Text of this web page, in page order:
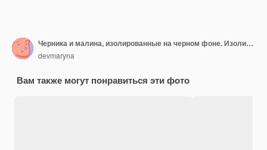
Черника и малина, изолированные на черном фоне. Изолированная смесь сырых ягод.
devmaryna
Вам также могут понравиться эти фото